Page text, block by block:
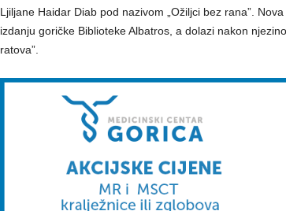
Ljiljane Haidar Diab pod nazivom „Ožiljci bez rana”.
izdanju goričke Biblioteke Albatros, a dolazi nakon
ratova”.